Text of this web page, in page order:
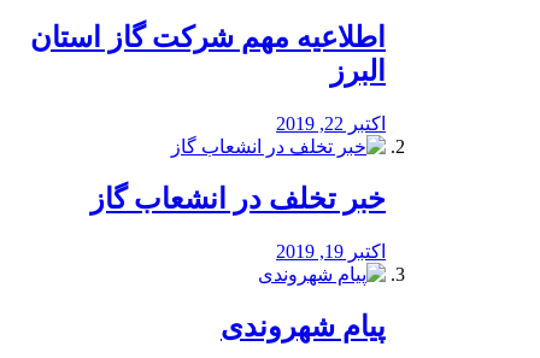
️اطلاعیه مهم شرکت گاز استان
البرز
اکتبر 22, 2019
خبر تخلف در انشعاب گاز
اکتبر 19, 2019
پیام شهروندی